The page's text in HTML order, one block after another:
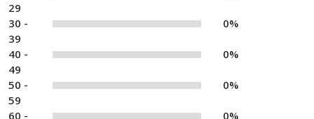
29
30 -
39
0%
40 -
49
0%
50 -
59
0%
60 - 0%